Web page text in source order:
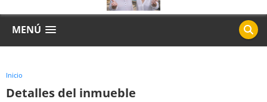
MENÚ
Inicio
Detalles del inmueble